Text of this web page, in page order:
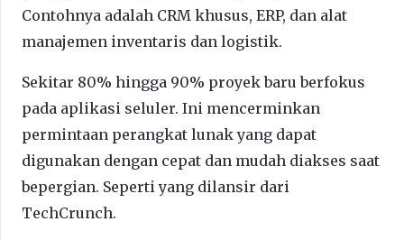
Contohnya adalah CRM khusus, ERP, dan alat
manajemen inventaris dan logistik.
Sekitar 80% hingga 90% proyek baru berfokus
pada aplikasi seluler. Ini mencerminkan
permintaan perangkat lunak yang dapat
digunakan dengan cepat dan mudah diakses saat
bepergian. Seperti yang dilansir dari
TechCrunch.